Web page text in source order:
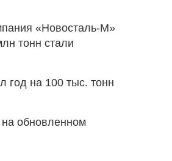
«Новосталь-М»
тонн стали
год на 100 тыс. тонн
обновленном